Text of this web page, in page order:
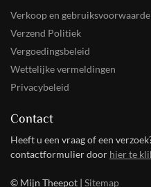
Verkoop en
Verzend Politiek
Vergoedingsbeleid
Wettelijke vermeldingen
Privacybeleid
Contact
Heeft u een vraag of een
contactformulier door hier te
© Mijn Theepot | Sitemap